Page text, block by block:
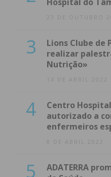
23 DE OUTUBRO
3
Lions Clube de
realizar
Nutrição»
14 DE ABRIL 2022
4
Centro
autorizado a
enfermeiros
8 DE ABRIL 2022
5
ADATERRA